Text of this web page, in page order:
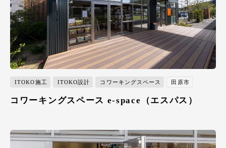
ITOKO施工 ITOKO設計 コワーキングスペース 田原市
コワーキングスペース e-space（エスパス）